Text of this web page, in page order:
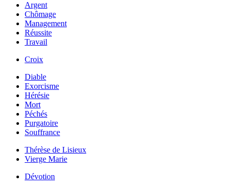
Argent
Chômage
Management
Réussite
Travail
Croix
Diable
Exorcisme
Hérésie
Mort
Péchés
Purgatoire
Souffrance
Thérèse de Lisieux
Vierge Marie
Dévotion